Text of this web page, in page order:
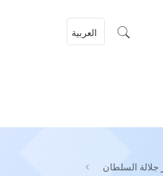
العربية
جلالة السلطان